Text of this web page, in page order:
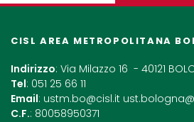
CISL AREA METROPOLITANA
Indirizzo: Via Milazzo 16 - 40121
Tel: 051 25 66 11
Email: ustm.bo@cisl.it
C.F.: 80058950371